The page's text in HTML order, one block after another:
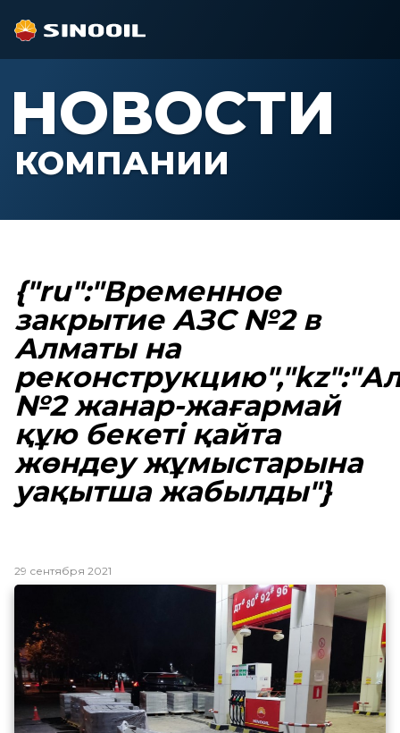
НОВОСТИ
КОМПАНИИ
{"ru":"Временное
закрытие АЗС №2 в
Алматы на
№2 жанар-жағармай
құю бекеті қайта
жөндеу жұмыстарына
уақытша жабылды"}
29 сентября 2021